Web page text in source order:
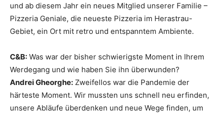
und ab diesem Jahr ein neues Mitglied unserer Familie –
Pizzeria Geniale, die neueste Pizzeria im Herastrau-
Gebiet, ein Ort mit retro und entspanntem Ambiente.
C&B: Was war der bisher schwierigste Moment in Ihrem
Werdegang und wie haben Sie ihn überwunden?
Andrei Gheorghe: Zweifellos war die Pandemie der
härteste Moment. Wir mussten uns schnell neu erfinden,
unsere Abläufe überdenken und neue Wege finden, um